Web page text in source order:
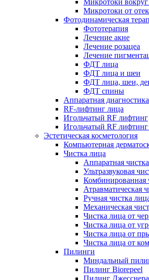
Микротоки вокруг
Микротоки от
Фотодинамическая
Фототерапия
Лечение акне
Лечение розацеа
Лечение
ФДТ лица
ФДТ лица и шеи
ФДТ лица, шеи,
ФДТ спины
Аппаратная
RF-лифтинг лица
Игольчатый RF лифтинг
Игольчатый RF
Эстетическая косметология
Компьютерная
Чистка лица
Аппаратная
Ультразвуковая
Комбинированная
Атравматическая
Ручная чистка
Механическая
Чистка лица от
Чистка лица от
Чистка лица от
Чистка лица от
Пилинги
Миндальный
Пилинг Biorepeel
Пилинг Джесснера